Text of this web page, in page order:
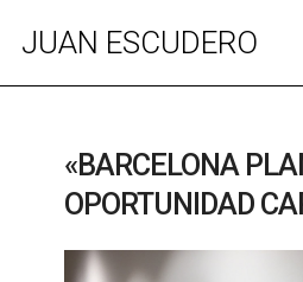
JUAN ESCUDERO
«BARCELONA
OPORTUNIDAD